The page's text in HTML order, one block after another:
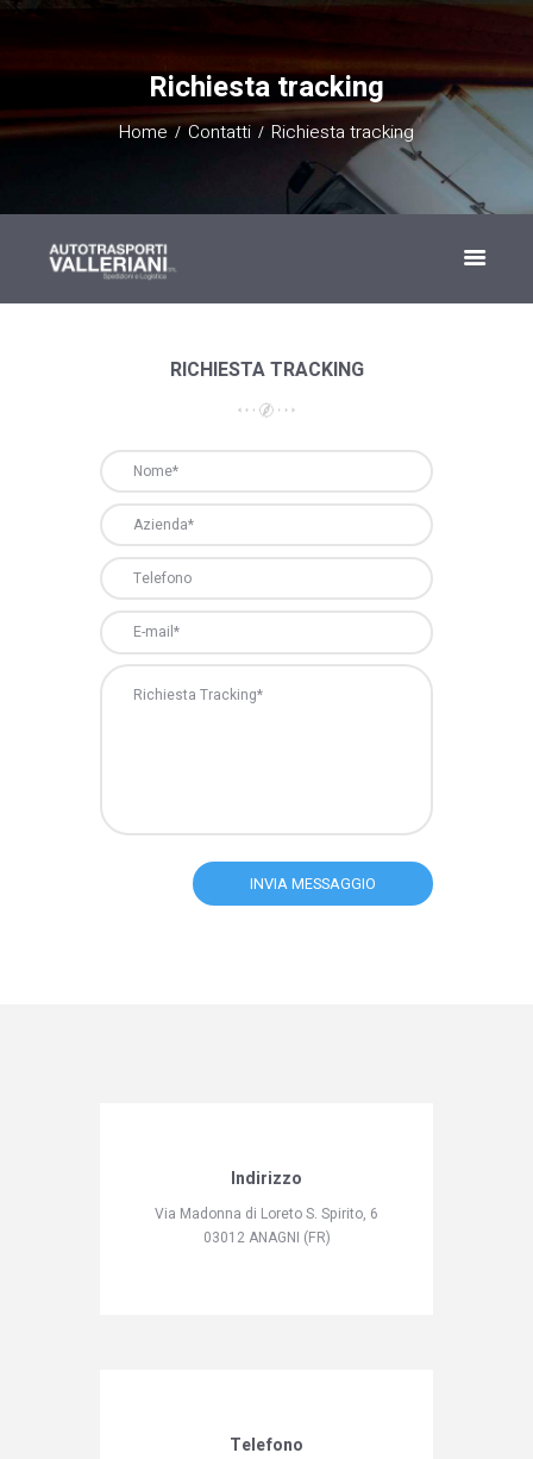
Richiesta tracking
Home Contatti Richiesta tracking
RICHIESTA TRACKING
Indirizzo
Via Madonna di Loreto S. Spirito, 6
03012 ANAGNI (FR)
Telefono